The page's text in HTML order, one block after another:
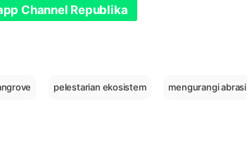
Channel Republika
pelestarian ekosistem mengurangi abrasi